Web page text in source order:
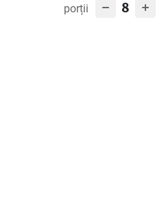
porții 8